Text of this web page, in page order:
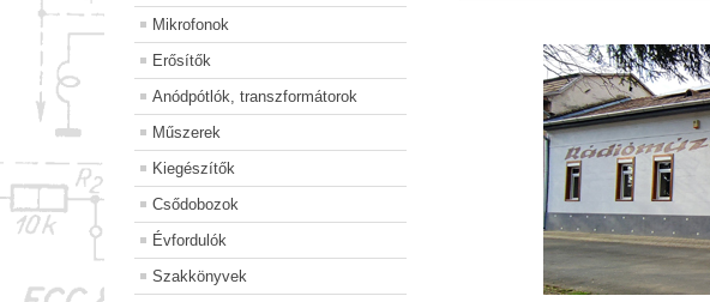
Mikrofonok
Erősítők
Anódpótlók, transzformátorok
Műszerek
Kiegészítők
Csődobozok
Évfordulók
Szakkönyvek